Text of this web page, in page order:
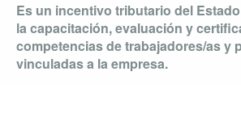
Es un incentivo tributario del
la capacitación, evaluación y
competencias de trabajadores/as y
vinculadas a la empresa.